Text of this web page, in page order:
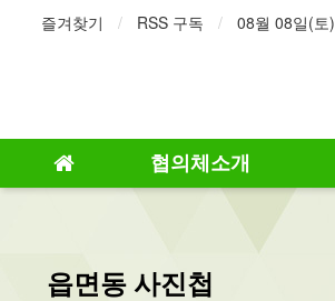
즐겨찾기 RSS 구독 08월 08일(토)
협의체소개
읍면동 사진첩